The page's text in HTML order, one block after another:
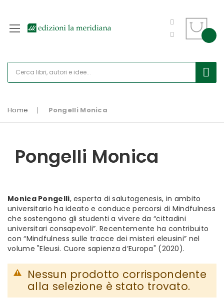
Home Pongelli Monica
Pongelli Monica
Monica Pongelli, esperta di salutogenesis, in ambito
universitario ha ideato e conduce percorsi di Mindfulness
che sostengono gli studenti a vivere da “cittadini
universitari consapevoli”. Recentemente ha contribuito
con “Mindfulness sulle tracce dei misteri eleusini” nel
volume "Eleusi. Cuore sapienza d’Europa" (2020).
Nessun prodotto corrispondente
alla selezione è stato trovato.